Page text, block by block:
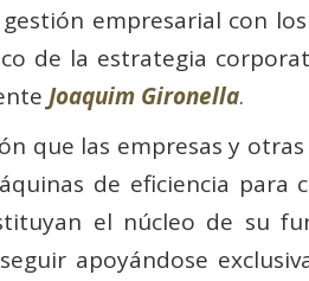
empresarial con
de la estrategia
Joaquim Gironella.
que las empresas y
de eficiencia para
el núcleo de su
apoyándose